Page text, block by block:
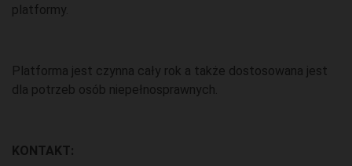
platformy.
Platforma jest czynna cały rok a także dostosowana jest
dla potrzeb osób niepełnosprawnych.
KONTAKT: